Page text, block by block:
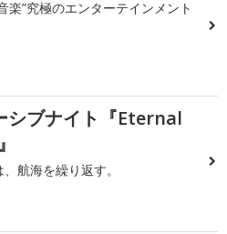
楽”究極のエンターテインメント
シブナイト『Eternal
航海を繰り返す。